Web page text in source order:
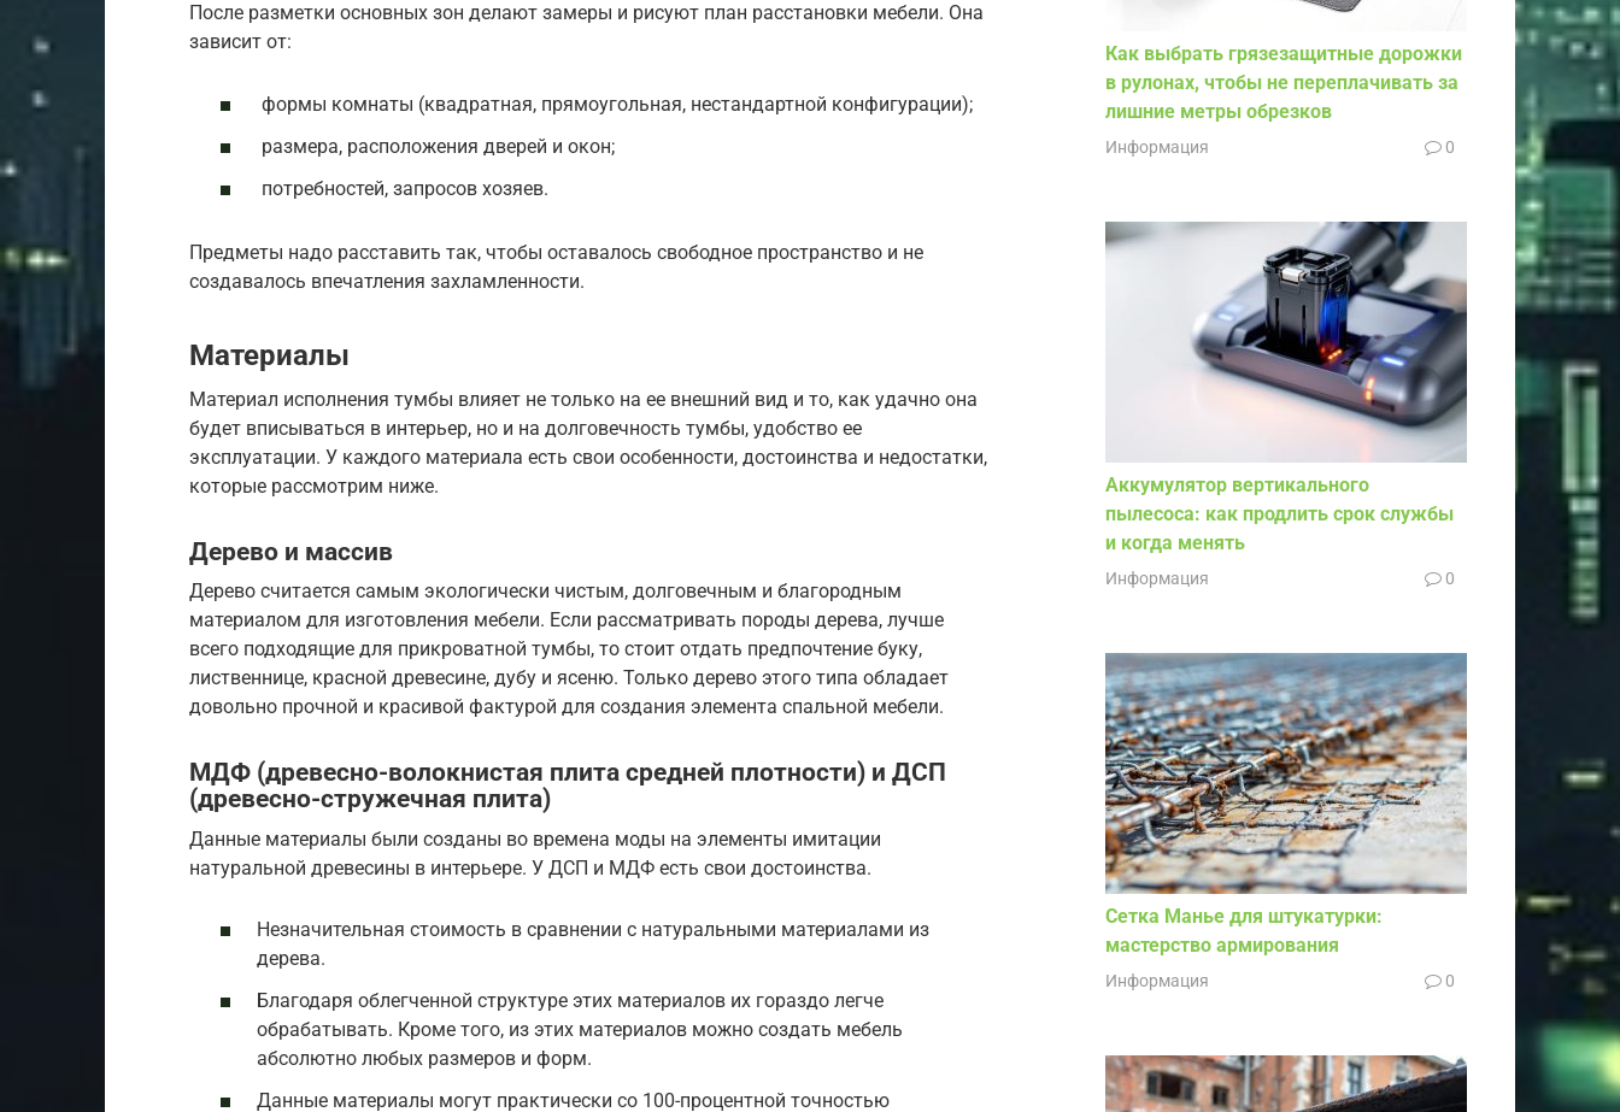
После разметки основных зон делают замеры и рисуют план расстановки мебели. Она
зависит от:
формы комнаты (квадратная, прямоугольная, нестандартной конфигурации);
размера, расположения дверей и окон;
потребностей, запросов хозяев.
Предметы надо расставить так, чтобы оставалось свободное пространство и не
создавалось впечатления захламленности.
Материалы
Материал исполнения тумбы влияет не только на ее внешний вид и то, как удачно она
будет вписываться в интерьер, но и на долговечность тумбы, удобство ее
эксплуатации. У каждого материала есть свои особенности, достоинства и недостатки,
которые рассмотрим ниже.
Дерево и массив
Дерево считается самым экологически чистым, долговечным и благородным
материалом для изготовления мебели. Если рассматривать породы дерева, лучше
всего подходящие для прикроватной тумбы, то стоит отдать предпочтение буку,
лиственнице, красной древесине, дубу и ясеню. Только дерево этого типа обладает
довольно прочной и красивой фактурой для создания элемента спальной мебели.
МДФ (древесно-волокнистая плита средней плотности) и ДСП
(древесно-стружечная плита)
Данные материалы были созданы во времена моды на элементы имитации
натуральной древесины в интерьере. У ДСП и МДФ есть свои достоинства.
Незначительная стоимость в сравнении с натуральными материалами из
дерева.
Благодаря облегченной структуре этих материалов их гораздо легче
обрабатывать. Кроме того, из этих материалов можно создать мебель
абсолютно любых размеров и форм.
Данные материалы могут практически со 100-процентной точностью
Как выбрать грязезащитные дорожки
в рулонах, чтобы не переплачивать за
лишние метры обрезков
Информация 0
Аккумулятор вертикального
пылесоса: как продлить срок службы
и когда менять
Информация 0
Сетка Манье для штукатурки:
мастерство армирования
Информация 0